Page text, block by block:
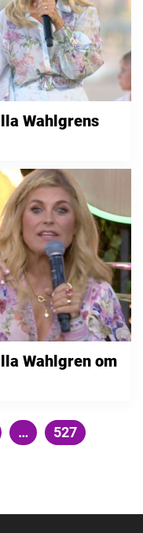
Wahlgrens
Wahlgren om
… Sida
527